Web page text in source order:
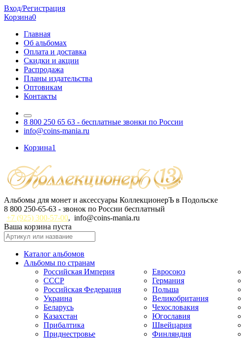
Вход/Регистрация
Корзина0
Главная
Об альбомах
Оплата и доставка
Скидки и акции
Распродажа
Планы издательства
Оптовикам
Контакты
8 800 250 65 63 - бесплатные звонки по России
info@coins-mania.ru
Корзина1
Альбомы для монет и аксессуары КоллекционерЪ в Подольске
8 800 250-65-63 - звонок по России бесплатный
+7 (925) 300-57-00, info@coins-mania.ru
Ваша корзина пуста
Каталог альбомов
Альбомы по странам
Российская Империя
СССР
Российская Федерация
Украина
Беларусь
Казахстан
Прибалтика
Приднестровье
Евросоюз
Германия
Польша
Великобритания
Чехословакия
Югославия
Швейцария
Финляндия